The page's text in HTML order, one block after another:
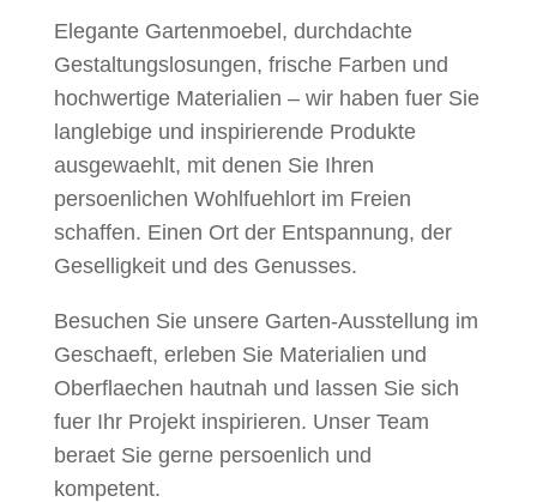
Elegante Gartenmoebel, durchdachte
Gestaltungslosungen, frische Farben und
hochwertige Materialien – wir haben fuer Sie
langlebige und inspirierende Produkte
ausgewaehlt, mit denen Sie Ihren
persoenlichen Wohlfuehlort im Freien
schaffen. Einen Ort der Entspannung, der
Geselligkeit und des Genusses.
Besuchen Sie unsere Garten-Ausstellung im
Geschaeft, erleben Sie Materialien und
Oberflaechen hautnah und lassen Sie sich
fuer Ihr Projekt inspirieren. Unser Team
beraet Sie gerne persoenlich und
kompetent.